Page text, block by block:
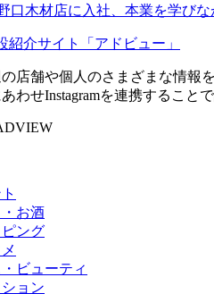
口木材店に入社、本業を学び
店舗や個人のさまざまな情報
わせInstagramを連携すること
お酒
ング
ビューティ
ョン